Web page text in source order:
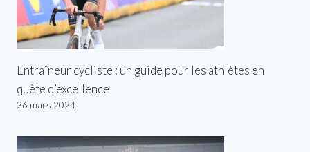
Entraîneur cycliste : un guide pour les athlètes en
quête d’excellence
26 mars 2024